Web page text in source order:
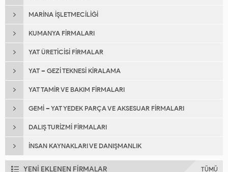
MARINA İŞLETMECILIĞI
KUMANYA FIRMALARI
YAT ÜRETICISI FIRMALAR
YAT – GEZI TEKNESI KIRALAMA
YAT TAMIR VE BAKIM FIRMALARI
GEMI – YAT YEDEK PARÇA VE AKSESUAR FIRMALARI
DALIŞ TURIZMI FIRMALARI
İNSAN KAYNAKLARI VE DANIŞMANLIK
YENİ EKLENEN FİRMALAR TÜMÜ